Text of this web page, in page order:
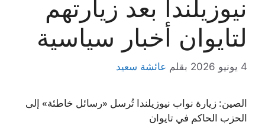
نيوزيلندا بعد زيارتهم
لتايوان أخبار سياسية
4 يونيو 2026 بقلم عائشة سعيد
الصين: زيارة نواب نيوزيلندا تُرسل «رسائل خاطئة» إلى
الحزب الحاكم في تايوان